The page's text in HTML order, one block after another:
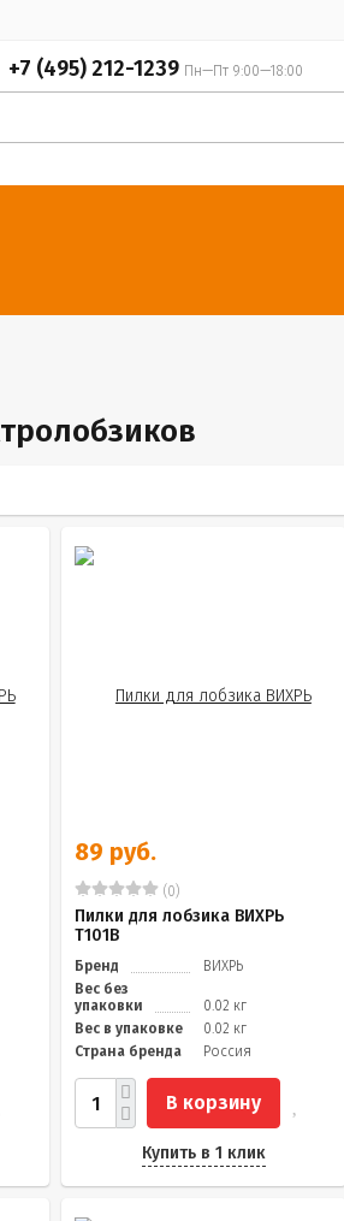
+7 (495) 212-1239 Пн—Пт 9:00—18:00
89 руб.
(0)
Пилки для лобзика ВИХРЬ
Т101В
Бренд
ВИХРЬ
Вес без
упаковки
0.02 кг
Вес в упаковке
0.02 кг
Страна бренда
Россия
В корзину
Купить в 1 клик